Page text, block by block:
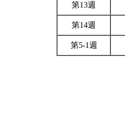
第13週
第14週
第5-1週